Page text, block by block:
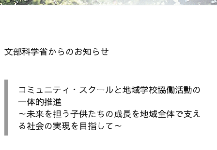
次へ
文部科学省からのお知らせ
コミュニティ・スクールと地域学校協働活動の
一体的推進
～未来を担う子供たちの成長を地域全体で支え
る社会の実現を目指して～